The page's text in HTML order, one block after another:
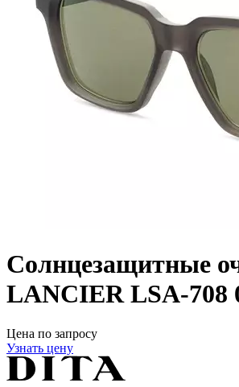
Солнцезащитные
LANCIER LSA-708
Цена по запросу
Узнать цену